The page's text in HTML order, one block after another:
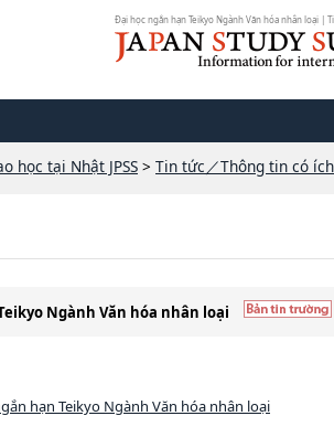
Đại học ngắn hạn Teikyo Ngành Văn hóa nhân loại |
học tại Nhật JPSS > Tin tức／Thông tin có
Ngành Văn hóa nhân loại
hạn Teikyo Ngành Văn hóa nhân loại